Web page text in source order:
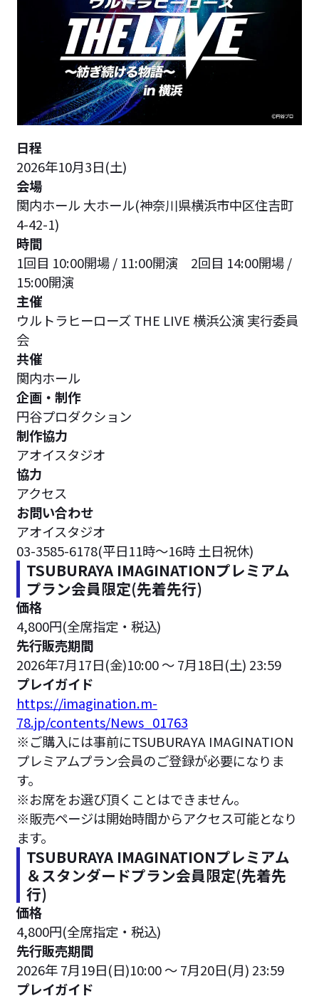
日程
2026年10月3日(土)
会場
関内ホール 大ホール(神奈川県横浜市中区住吉町
4-42-1)
時間
1回目 10:00開場 / 11:00開演 2回目 14:00開場 /
15:00開演
主催
ウルトラヒーローズ THE LIVE 横浜公演 実行委員
会
共催
関内ホール
企画・制作
円谷プロダクション
制作協力
アオイスタジオ
協力
アクセス
お問い合わせ
アオイスタジオ
03-3585-6178(平日11時～16時 土日祝休)
TSUBURAYA IMAGINATIONプレミアム
プラン会員限定(先着先行)
価格
4,800円(全席指定・税込)
先行販売期間
2026年7月17日(金)10:00 ～ 7月18日(土) 23:59
プレイガイド
https://imagination.m-
78.jp/contents/News_01763
※ご購入には事前にTSUBURAYA IMAGINATION
プレミアムプラン会員のご登録が必要になりま
す。
※お席をお選び頂くことはできません。
※販売ページは開始時間からアクセス可能となり
ます。
TSUBURAYA IMAGINATIONプレミアム
＆スタンダードプラン会員限定(先着先
行)
価格
4,800円(全席指定・税込)
先行販売期間
2026年 7月19日(日)10:00 ～ 7月20日(月) 23:59
プレイガイド